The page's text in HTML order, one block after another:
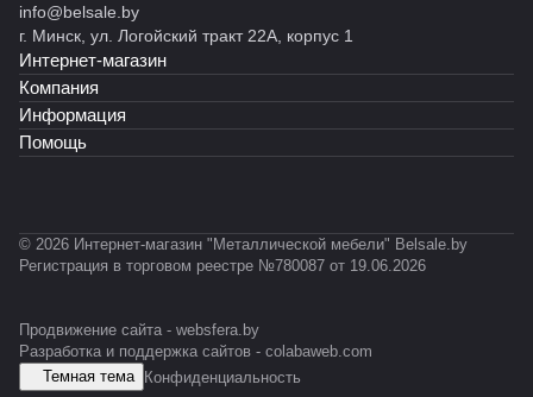
info@belsale.by
г. Минск, ул. Логойский тракт 22А, корпус 1
Интернет-магазин
Компания
Информация
Помощь
© 2026 Интернет-магазин "Металлической мебели" Belsale.by
Регистрация в торговом реестре №780087 от 19.06.2026
Продвижение сайта - websfera.by
Разработка и поддержка сайтов - colabaweb.com
Темная тема Конфиденциальность